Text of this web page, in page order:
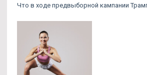
Что в ходе предвыборной кампании